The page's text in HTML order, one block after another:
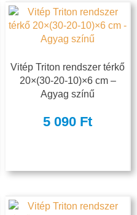
Vitép Triton rendszer térkő
20×(30-20-10)×6 cm –
Agyag színű
5 090 Ft